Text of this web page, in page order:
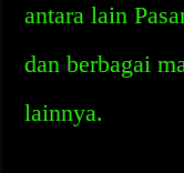
antara lain
dan berbagai
lainnya.